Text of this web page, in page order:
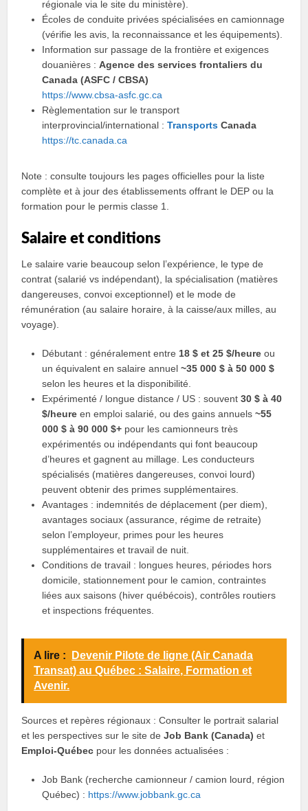
régionale via le site du ministère).
Écoles de conduite privées spécialisées en camionnage
(vérifie les avis, la reconnaissance et les équipements).
Information sur passage de la frontière et exigences
douanières :Agence des services frontaliers du
Canada (ASFC / CBSA)
https://www.cbsa-asfc.gc.ca
Règlementation sur le transport
interprovincial/international :Transports Canada
https://tc.canada.ca
Note : consulte toujours les pages officielles pour la liste
complète et à jour des établissements offrant le DEP ou la
formation pour le permis classe 1.
Salaire et conditions
Le salaire varie beaucoup selon l’expérience, le type de
contrat (salarié vs indépendant), la spécialisation (matières
dangereuses, convoi exceptionnel) et le mode de
rémunération (au salaire horaire, à la caisse/aux milles, au
voyage).
Débutant : généralement entre 18 $ et 25 $/heure ou
un équivalent en salaire annuel~35 000 $ à 50 000 $
selon les heures et la disponibilité.
Expérimenté / longue distance / US : souvent30 $ à 40
$/heure en emploi salarié, ou des gains annuels~55
000 $ à 90 000 $+ pour les camionneurs très
expérimentés ou indépendants qui font beaucoup
d’heures et gagnent au millage. Les conducteurs
spécialisés (matières dangereuses, convoi lourd)
peuvent obtenir des primes supplémentaires.
Avantages : indemnités de déplacement (per diem),
avantages sociaux (assurance, régime de retraite)
selon l’employeur, primes pour les heures
supplémentaires et travail de nuit.
Conditions de travail : longues heures, périodes hors
domicile, stationnement pour le camion, contraintes
liées aux saisons (hiver québécois), contrôles routiers
et inspections fréquentes.
A lire :
Devenir Pilote de ligne (Air Canada
Transat) au Québec : Salaire, Formation et
Avenir.
Sources et repères régionaux : Consulter le portrait salarial
et les perspectives sur le site deJob Bank (Canada) et
Emploi‑Québec pour les données actualisées :
Job Bank (recherche camionneur / camion lourd, région
Québec) : https://www.jobbank.gc.ca